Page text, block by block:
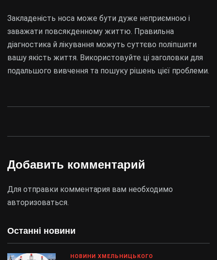
Останні новини
НОВИНИ ХМЕЛЬНИЦЬКОГО
Закладеність носа може бути дуже неприємною і
заважати повсякденному життю. Правильна
діагностика й лікування можуть суттєво поліпшити
вашу якість життя. Використовуйте ці заголовки для
подальшого вивчення та пошуку рішень цієї проблеми.
Добавить комментарий
Для отправки комментария вам необходимо
авторизоваться.